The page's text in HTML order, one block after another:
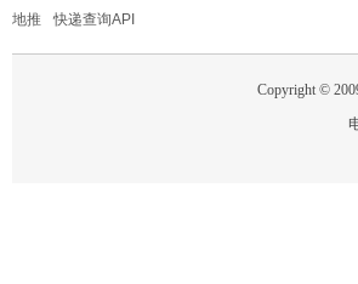
地推 快递查询API
Copyright ©